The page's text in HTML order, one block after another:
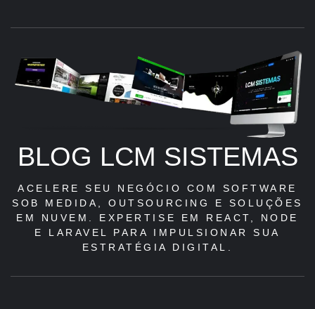
BLOG LCM SISTEMAS
ACELERE SEU NEGÓCIO COM SOFTWARE
SOB MEDIDA, OUTSOURCING E SOLUÇÕES
EM NUVEM. EXPERTISE EM REACT, NODE
E LARAVEL PARA IMPULSIONAR SUA
ESTRATÉGIA DIGITAL.